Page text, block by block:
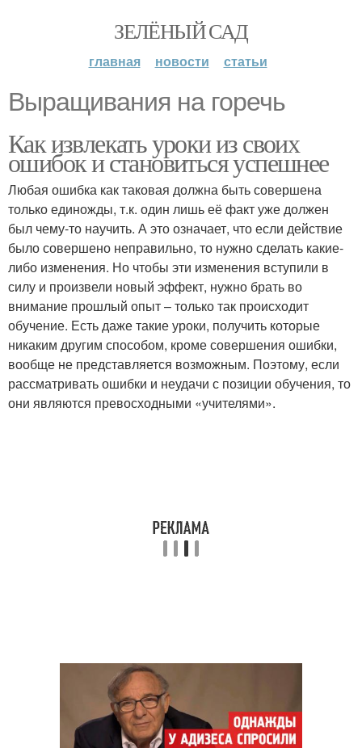
ЗЕЛЁНЫЙ САД
главная новости статьи
Выращивания на горечь
Как извлекать уроки из своих
ошибок и становиться успешнее
Любая ошибка как таковая должна быть совершена
только единожды, т.к. один лишь её факт уже должен
был чему-то научить. А это означает, что если действие
было совершено неправильно, то нужно сделать какие-
либо изменения. Но чтобы эти изменения вступили в
силу и произвели новый эффект, нужно брать во
внимание прошлый опыт – только так происходит
обучение. Есть даже такие уроки, получить которые
никаким другим способом, кроме совершения ошибки,
вообще не представляется возможным. Поэтому, если
рассматривать ошибки и неудачи с позиции обучения, то
они являются превосходными «учителями».